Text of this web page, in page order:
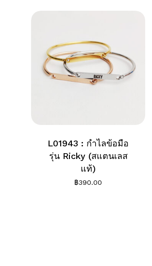
L01943 : กำไลข้อมือ
รุ่น Ricky (สแตนเลส
แท้)
฿390.00